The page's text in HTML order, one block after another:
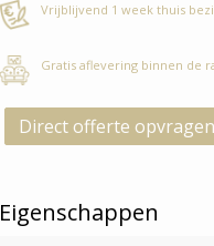
Vrijblijvend 1 week thuis
Gratis aflevering binnen de
Direct offerte opvragen
Eigenschappen